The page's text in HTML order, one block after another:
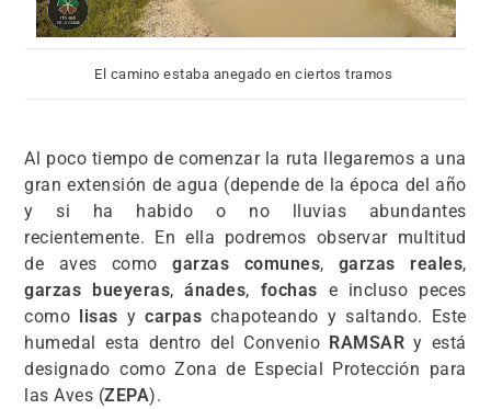
El camino estaba anegado en ciertos tramos
Al poco tiempo de comenzar la ruta llegaremos a una
gran extensión de agua (depende de la época del año
y si ha habido o no lluvias abundantes
recientemente. En ella podremos observar multitud
de aves comogarzas comunes, garzas reales,
garzas bueyeras,ánades, fochas e incluso peces
como lisas ycarpaschapoteando y saltando. Este
humedal esta dentro del Convenio RAMSARy está
designado como Zona de Especial Protección para
las Aves (ZEPA).